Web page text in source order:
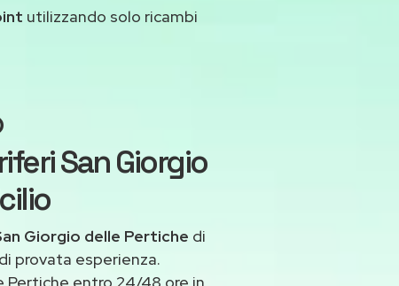
utilizzando solo ricambi
San Giorgio
Giorgio delle Pertiche di
provata esperienza.